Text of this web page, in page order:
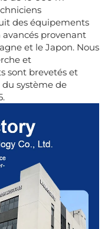
des équipements
provenant
et le Japon. Nous
et
sont brevetés et
système de